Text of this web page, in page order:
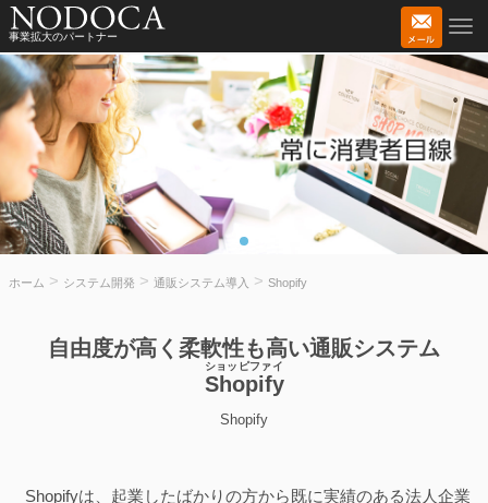
事業拡大のパートナー
ホーム > システム開発 > 通販システム導入 > Shopify
自由度が高く柔軟性も高い通販システム
Shopify
ショッピファイ
Shopify
Shopifyは、起業したばかりの方から既に実績のある法人企業